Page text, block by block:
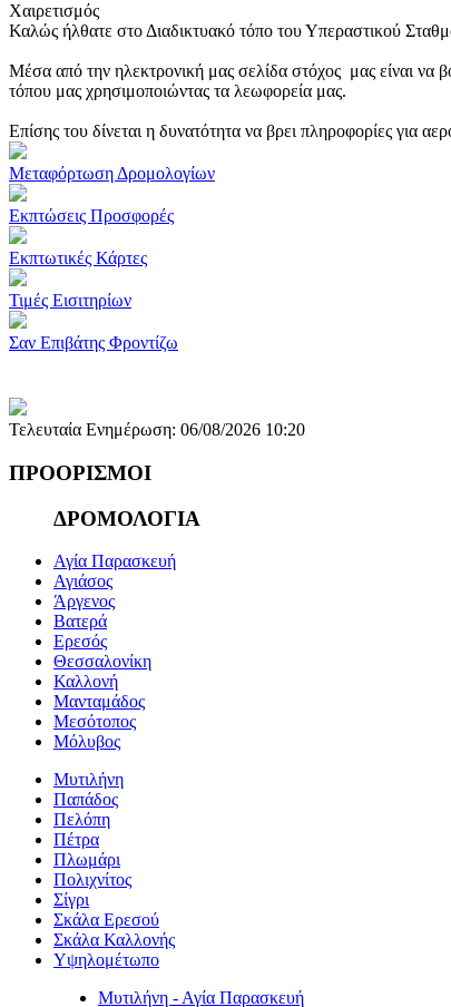
Χαιρετισμός
Καλώς ήλθατε στο Διαδικτυακό τόπο του Υπεραστικού
Μέσα από την ηλεκτρονική μας σελίδα στόχος μας είναι να
τόπου μας χρησιμοποιώντας τα λεωφορεία μας.
Επίσης του δίνεται η δυνατότητα να βρει πληροφορίες για
Μεταφόρτωση Δρομολογίων
Εκπτώσεις Προσφορές
Εκπτωτικές Κάρτες
Τιμές Εισιτηρίων
Σαν Επιβάτης Φροντίζω
Τελευταία Ενημέρωση: 06/08/2026 10:20
ΠΡΟΟΡΙΣΜΟΙ
ΔΡΟΜΟΛΟΓΙΑ
Αγία Παρασκευή
Αγιάσος
Άργενος
Βατερά
Ερεσός
Θεσσαλονίκη
Καλλονή
Μανταμάδος
Μεσότοπος
Μόλυβος
Μυτιλήνη
Παπάδος
Πελόπη
Πέτρα
Πλωμάρι
Πολιχνίτος
Σίγρι
Σκάλα Ερεσού
Σκάλα Καλλονής
Υψηλομέτωπο
Μυτιλήνη - Αγία Παρασκευή